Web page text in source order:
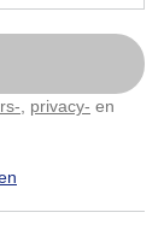
privacy- en